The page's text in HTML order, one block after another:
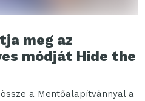
meg az
módját Hide the
a Mentőalapítvánnyal a